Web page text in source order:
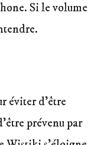
Si le volume
éviter d’être
prévenu par